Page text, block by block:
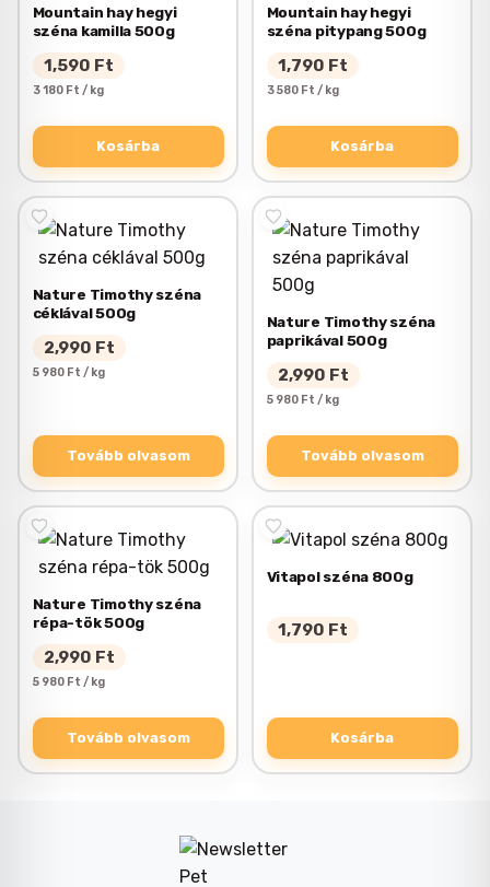
Mountain hay hegyi
széna kamilla 500g
1,590 Ft
3 180 Ft / kg
Kosárba
Mountain hay hegyi
széna pitypang 500g
1,790 Ft
3 580 Ft / kg
Kosárba
Nature Timothy széna
céklával 500g
2,990 Ft
5 980 Ft / kg
Tovább olvasom
Nature Timothy széna
paprikával 500g
2,990 Ft
5 980 Ft / kg
Tovább olvasom
Nature Timothy széna
répa-tök 500g
2,990 Ft
5 980 Ft / kg
Tovább olvasom
Vitapol széna 800g
1,790 Ft
Kosárba